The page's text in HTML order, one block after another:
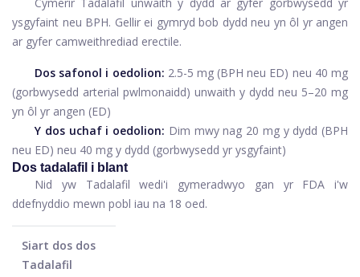
ysgyfaint neu BPH. Gellir ei gymryd bob dydd neu yn ôl yr angen
ar gyfer camweithrediad erectile.
Dos safonol i oedolion: 2.5-5 mg (BPH neu ED) neu 40 mg
(gorbwysedd arterial pwlmonaidd) unwaith y dydd neu 5–20 mg
yn ôl yr angen (ED)
Y dos uchaf i oedolion: Dim mwy nag 20 mg y dydd (BPH
neu ED) neu 40 mg y dydd (gorbwysedd yr ysgyfaint)
Dos tadalafil i blant
Nid yw Tadalafil wedi'i gymeradwyo gan yr FDA i'w
ddefnyddio mewn pobl iau na 18 oed.
Siart dos dos
Tadalafil